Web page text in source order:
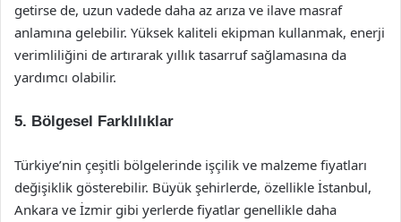
getirse de, uzun vadede daha az arıza ve ilave masraf
anlamına gelebilir. Yüksek kaliteli ekipman kullanmak, enerji
verimliliğini de artırarak yıllık tasarruf sağlamasına da
yardımcı olabilir.
5. Bölgesel Farklılıklar
Türkiye’nin çeşitli bölgelerinde işçilik ve malzeme fiyatları
değişiklik gösterebilir. Büyük şehirlerde, özellikle İstanbul,
Ankara ve İzmir gibi yerlerde fiyatlar genellikle daha